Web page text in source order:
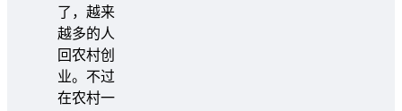
了，越来
越多的人
回农村创
业。不过
在农村一